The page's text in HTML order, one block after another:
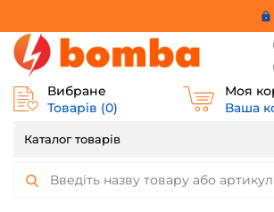
Вибране
Товарів (0)
Моя
Ваша
Каталог товарів